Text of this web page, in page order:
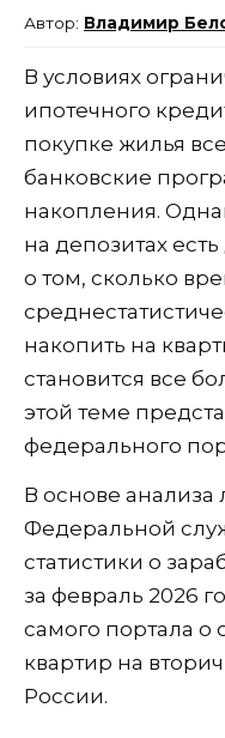
Владимир
В условиях
ипотечного
покупке жилья
банковские
накопления.
на депозитах
о том, сколько
накопить на
становится все
этой теме
федерального
В основе
Федеральной
статистики о
за февраль 2026
самого портала о
квартир на
России.